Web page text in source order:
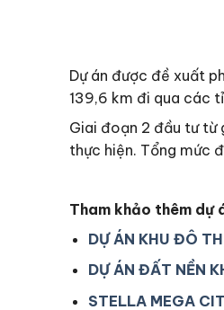
Dự án được đề xuất
139,6 km đi qua các
Giai đoạn 2 đầu tư từ
thực hiện. Tổng mức
Tham khảo thêm dự
DỰ ÁN KHU ĐÔ
DỰ ÁN ĐẤT NỀN
STELLA MEGA